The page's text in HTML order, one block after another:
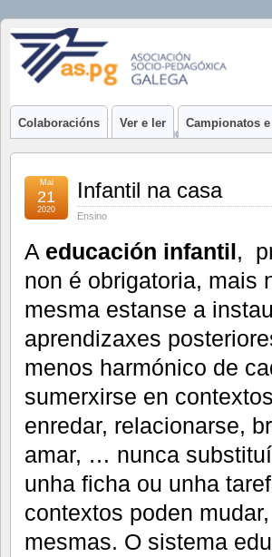
Caderno
Xeral
O PORTAL DE BITÁCULAS DA
Colaboracións Ver e ler Campionatos
Infantil na casa
Ensino
Mai
21
2020
A educación infantil,
non é obrigatoria, mais
mesma estanse a
aprendizaxes
menos harmónico de
sumerxirse en
enredar, relacionarse,
amar, … nunca
unha ficha ou unha
contextos poden
mesmas. O sistema